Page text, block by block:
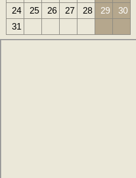
24
25 26 27 28 29
30
31